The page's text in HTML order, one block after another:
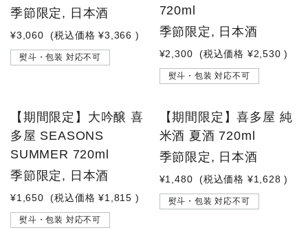
季節限定, 日本酒
¥3,060 (税込価格 ¥3,366 )
熨斗・包装 対応不可
720ml
季節限定, 日本酒
¥2,300 (税込価格 ¥2,530 )
熨斗・包装 対応不可
NEW
【期間限定】大吟醸 喜
多屋 SEASONS
SUMMER 720ml
季節限定, 日本酒
¥1,650 (税込価格 ¥1,815 )
熨斗・包装 対応不可
【期間限定】喜多屋 純
米酒 夏酒 720ml
季節限定, 日本酒
¥1,480 (税込価格 ¥1,628 )
熨斗・包装 対応不可